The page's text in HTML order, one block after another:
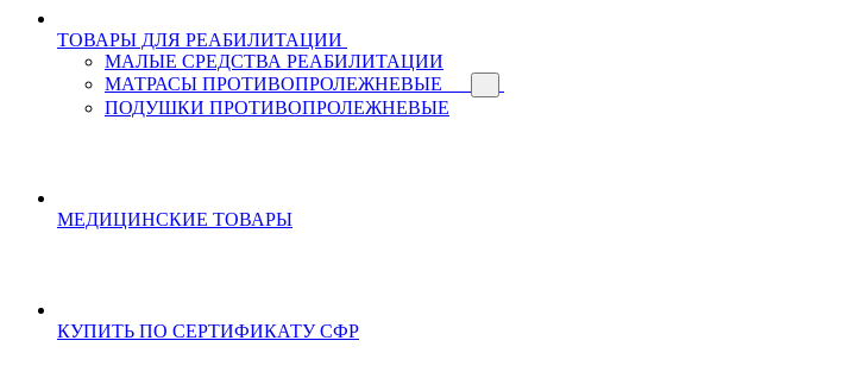
ТОВАРЫ ДЛЯ РЕАБИЛИТАЦИИ
МАЛЫЕ СРЕДСТВА РЕАБИЛИТАЦИИ
МАТРАСЫ ПРОТИВОПРОЛЕЖНЕВЫЕ
ПОДУШКИ ПРОТИВОПРОЛЕЖНЕВЫЕ
МЕДИЦИНСКИЕ ТОВАРЫ
КУПИТЬ ПО СЕРТИФИКАТУ СФР